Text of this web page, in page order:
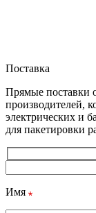
Поставка
Прямые поставки
производителей,
электрических и
для пакетировки
Имя